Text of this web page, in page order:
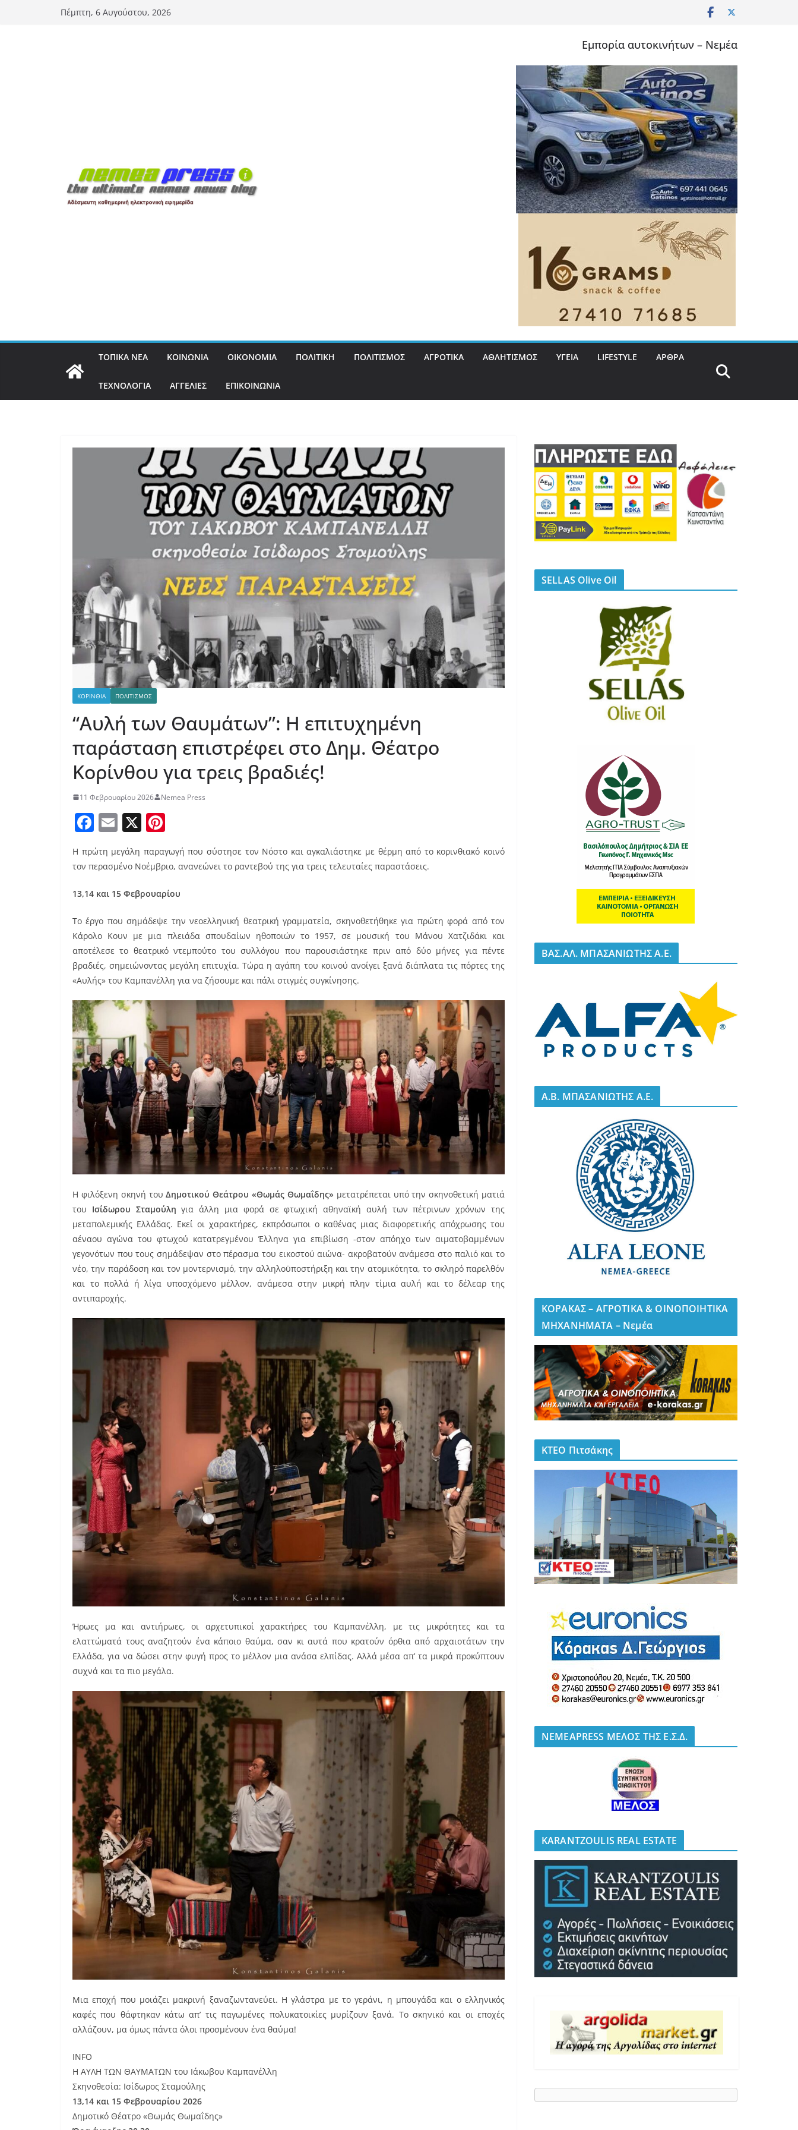
Πέμπτη, 6 Αυγούστου, 2026
Εμπορία αυτοκινήτων – Νεμέα
ΤΟΠΙΚΑ ΝΕΑ ΚΟΙΝΩΝΙΑ ΟΙΚΟΝΟΜΙΑ ΠΟΛΙΤΙΚΗ ΠΟΛΙΤΙΣΜΟΣ ΑΓΡΟΤΙΚΑ ΑΘΛΗΤΙΣΜΟΣ ΥΓΕΙΑ LIFESTYLE ΑΡΘΡΑ
ΤΕΧΝΟΛΟΓΙΑ ΑΓΓΕΛΙΕΣ ΕΠΙΚΟΙΝΩΝΙΑ
ΚΟΡΙΝΘΙΑ ΠΟΛΙΤΙΣΜΟΣ
“Αυλή των Θαυμάτων”: Η επιτυχημένη
παράσταση επιστρέφει στο Δημ. Θέατρο
Κορίνθου για τρεις βραδιές!
11 Φεβρουαρίου 2026 Nemea Press
F
a
c
e
b
o
o
k
E
m
ai
X
nt
er
st
Η πρώτη μεγάλη παραγωγή που σύστησε τον Νόστο και αγκαλιάστηκε με θέρμη από το κορινθιακό κοινό
τον περασμένο Νοέμβριο, ανανεώνει το ραντεβού της για τρεις τελευταίες παραστάσεις.
13,14 και 15 Φεβρουαρίου
Το έργο που σημάδεψε την νεοελληνική θεατρική γραμματεία, σκηνοθετήθηκε για πρώτη φορά από τον
Κάρολο Κουν με μια πλειάδα σπουδαίων ηθοποιών το 1957, σε μουσική του Μάνου Χατζιδάκι και
αποτέλεσε το θεατρικό ντεμπούτο του συλλόγου που παρουσιάστηκε πριν από δύο μήνες για πέντε
βραδιές, σημειώνοντας μεγάλη επιτυχία. Τώρα η αγάπη του κοινού ανοίγει ξανά διάπλατα τις πόρτες της
«Αυλής» του Καμπανέλλη για να ζήσουμε και πάλι στιγμές συγκίνησης.
Η φιλόξενη σκηνή τουΔημοτικού Θεάτρου «Θωμάς Θωμαΐδης» μετατρέπεται υπό την σκηνοθετική ματιά
του Ισίδωρου Σταμούλη για άλλη μια φορά σε φτωχική αθηναϊκή αυλή των πέτρινων χρόνων της
μεταπολεμικής Ελλάδας. Εκεί οι χαρακτήρες, εκπρόσωποι ο καθένας μιας διαφορετικής απόχρωσης του
αέναου αγώνα του φτωχού κατατρεγμένου Έλληνα για επιβίωση -στον απόηχο των αιματοβαμμένων
γεγονότων που τους σημάδεψαν στο πέρασμα του εικοστού αιώνα- ακροβατούν ανάμεσα στο παλιό και το
νέο, την παράδοση και τον μοντερνισμό, την αλληλοϋποστήριξη και την ατομικότητα, το σκληρό παρελθόν
και το πολλά ή λίγα υποσχόμενο μέλλον, ανάμεσα στην μικρή πλην τίμια αυλή και το δέλεαρ της
αντιπαροχής.
Ήρωες μα και αντιήρωες, οι αρχετυπικοί χαρακτήρες του Καμπανέλλη, με τις μικρότητες και τα
ελαττώματά τους αναζητούν ένα κάποιο θαύμα, σαν κι αυτά που κρατούν όρθια από αρχαιοτάτων την
Ελλάδα, για να δώσει στην φυγή προς το μέλλον μια ανάσα ελπίδας. Αλλά μέσα απ’ τα μικρά προκύπτουν
συχνά και τα πιο μεγάλα.
Μια εποχή που μοιάζει μακρινή ξαναζωντανεύει. Η γλάστρα με το γεράνι, η μπουγάδα και ο ελληνικός
καφές που θάφτηκαν κάτω απ’ τις παγωμένες πολυκατοικίες μυρίζουν ξανά. Το σκηνικό και οι εποχές
αλλάζουν, μα όμως πάντα όλοι προσμένουν ένα θαύμα!
INFO
Η ΑΥΛΗ ΤΩΝ ΘΑΥΜΑΤΩΝ του Ιάκωβου Καμπανέλλη
Σκηνοθεσία: Ισίδωρος Σταμούλης
13,14 και 15 Φεβρουαρίου 2026
Δημοτικό Θέατρο «Θωμάς Θωμαΐδης»
SELLAS Olive Oil
BΑΣ.ΑΛ. ΜΠΑΣΑΝΙΩΤΗΣ Α.Ε.
A.B. ΜΠΑΣΑΝΙΩΤΗΣ Α.Ε.
ΚΟΡΑΚΑΣ – ΑΓΡΟΤΙΚΑ & ΟΙΝΟΠΟΙΗΤΙΚΑ
ΜΗΧΑΝΗΜΑΤΑ – Νεμέα
ΚΤΕΟ Πιτσάκης
NEMEAPRESS ΜΕΛΟΣ ΤΗΣ Ε.Σ.Δ.
KARANTZOULIS REAL ESTATE